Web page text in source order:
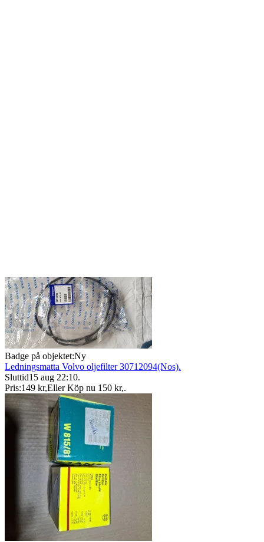
Badge på objektet:Ny
Ledningsmatta Volvo oljefilter 30712094(Nos).
Sluttid15 aug 22:10.
Pris:149 kr,Eller Köp nu 150 kr,.